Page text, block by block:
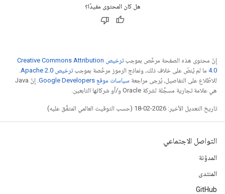
هل كان المحتوى مفيدًا؟
إنّ محتوى هذه الصفحة مرخّص بموجب
ترخيص Creative Commons Attribution
4.0‏ ما لم يُنصّ على خلاف ذلك، ونماذج الرموز مرخّصة بموجبترخيص Apache 2.0‏
.
للاطّلاع على التفاصيل، يُرجى مراجعة سياسات موقع Google Developers‏
. إنّ Java
هي علامة تجارية مسجَّلة لشركة Oracle و/أو شركائها التابعين.
تاريخ التعديل الأخير: 2026-02-18 (حسب التوقيت العالمي المتفَّق عليه)
التواصل الاجتماعي
المدوّنة
المنتدى
GitHub